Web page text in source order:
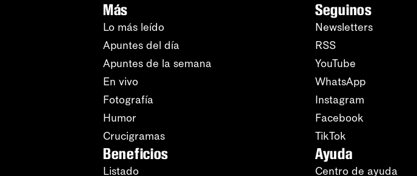
Más
Lo más leído
Apuntes del día
Apuntes de la semana
En vivo
Fotografía
Humor
Crucigramas
Beneficios
Listado
Seguinos
Newsletters
RSS
YouTube
WhatsApp
Instagram
Facebook
TikTok
Ayuda
Centro de ayuda